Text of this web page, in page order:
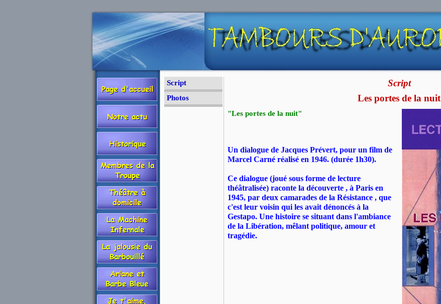
Script
Les portes de la nuit
"Les portes de la nuit"
Un dialogue de Jacques Prévert, pour un film de
Marcel Carné réalisé en 1946. (durée 1h30).
Ce dialogue (joué sous forme de lecture
théâtralisée) raconte la découverte , à Paris en
1945, par deux camarades de la Résistance , que
c'est leur voisin qui les avait dénoncés à la
Gestapo. Une histoire se situant dans l'ambiance
de la Libération, mêlant politique, amour et
tragédie.
Script
Photos